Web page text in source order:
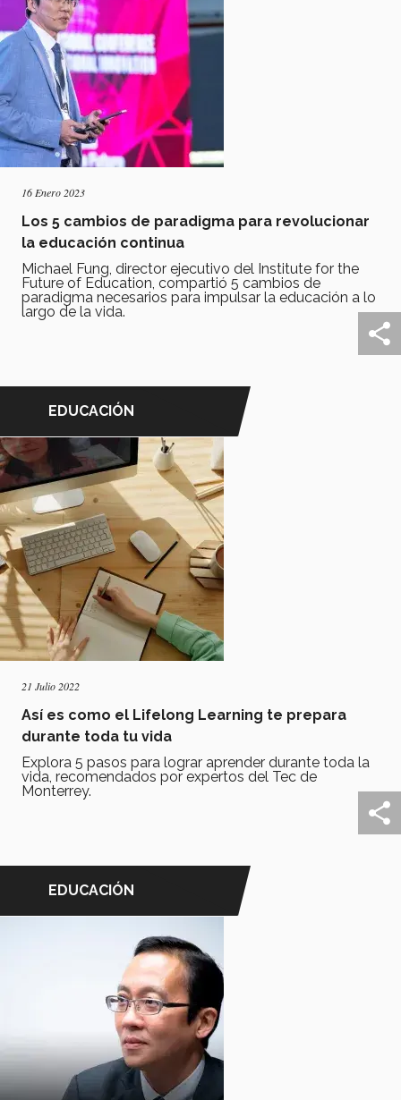
16 Enero 2023
Los 5 cambios de paradigma para revolucionar
la educación continua
Michael Fung, director ejecutivo del Institute for the
Future of Education, compartió 5 cambios de
paradigma necesarios para impulsar la educación a lo
largo de la vida.
EDUCACIÓN
21 Julio 2022
Así es como el Lifelong Learning te prepara
durante toda tu vida
Explora 5 pasos para lograr aprender durante toda la
vida, recomendados por expertos del Tec de
Monterrey.
EDUCACIÓN